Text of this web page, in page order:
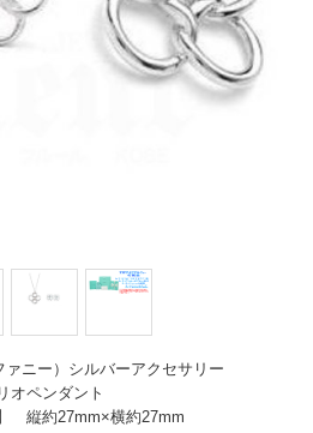
ニー）シルバーアクセサリー
オペンダント
縦約27mm×横約27mm